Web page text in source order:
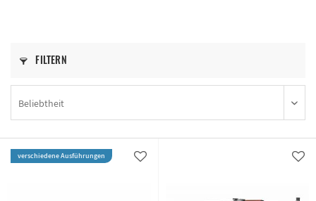
FILTERN
verschiedene Ausführungen